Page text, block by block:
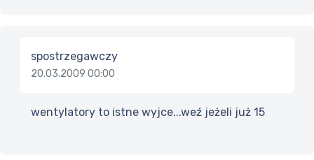
spostrzegawczy
20.03.2009 00:00
wentylatory to istne wyjce...weź jeżeli już 15